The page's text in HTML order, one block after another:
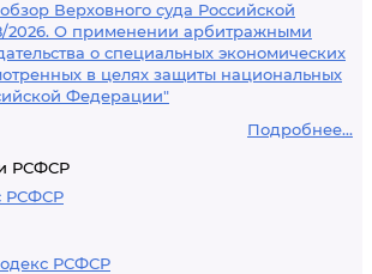
Верховного суда Российской
2026. О применении арбитражными
о специальных экономических
в целях защиты национальных
Федерации"
Подробнее...
РСФСР
РСФСР
РСФСР